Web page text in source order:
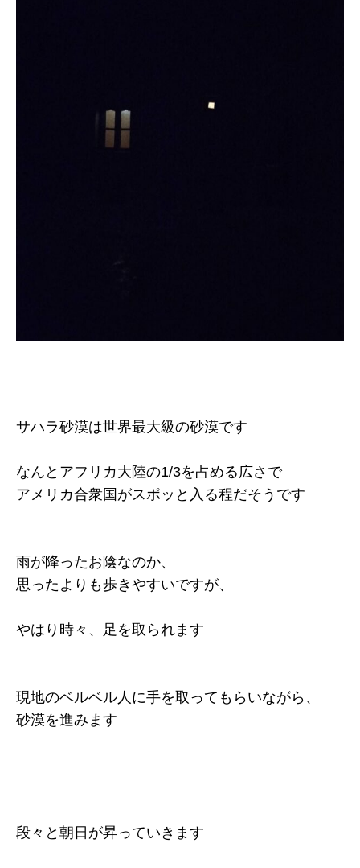
サハラ砂漠は世界最大級の砂漠です
なんとアフリカ大陸の1/3を占める広さで
アメリカ合衆国がスポッと入る程だそうです
雨が降ったお陰なのか、
思ったよりも歩きやすいですが、
やはり時々、足を取られます
現地のベルベル人に手を取ってもらいながら、
砂漠を進みます
段々と朝日が昇っていきます